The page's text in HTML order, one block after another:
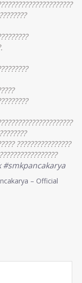
????????????????
#smkpancakarya
– Official